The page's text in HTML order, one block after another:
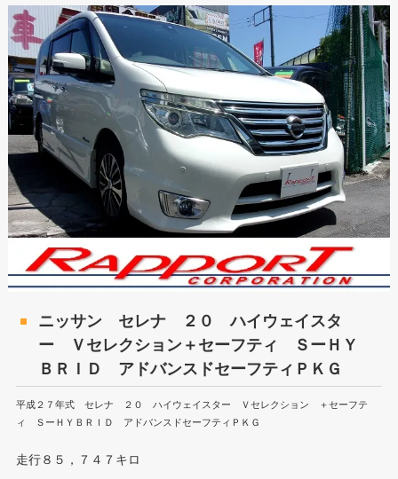
ニッサン セレナ ２０ ハイウェイスタ
ー Ｖセレクション＋セーフティ ＳーＨＹ
ＢＲＩＤ アドバンスドセーフティＰＫＧ
平成２７年式 セレナ ２０ ハイウェイスター Ｖセレクション ＋セーフテ
ィ ＳーＨＹＢＲＩＤ アドバンスドセーフティＰＫＧ
走行８５，７４７キロ